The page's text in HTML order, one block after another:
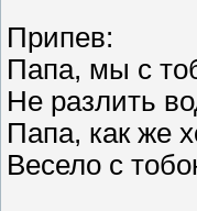
Припев:
Папа, мы с
Не разлить
Папа, как
Весело с